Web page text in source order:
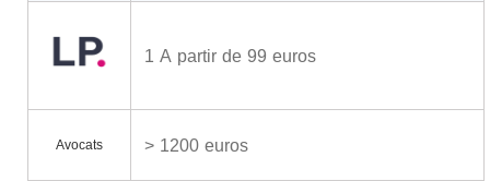
1 A partir de 99 euros
Avocats > 1200 euros